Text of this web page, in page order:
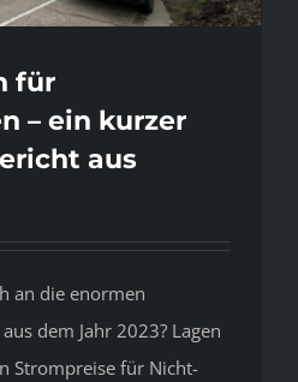
für
– ein kurzer
aus
an die enormen
dem Jahr 2023? Lagen
Strompreise für Nicht-